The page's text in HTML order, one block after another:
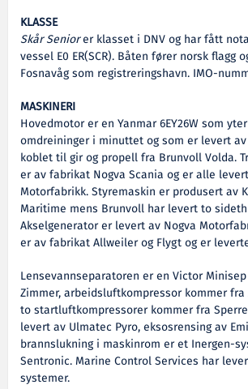
KLASSE
Skår Seniorer klasset i DNV og har fått
vessel E0 ER(SCR). Båten fører norsk flagg
Fosnavåg som registreringshavn. IMO-
MASKINERI
Hovedmotor er en Yanmar 6EY26W som
omdreininger i minuttet og som er levert
koblet til gir og propell fra Brunvoll Volda.
er av fabrikat Nogva Scania og er alle
Motorfabrikk. Styremaskin er produsert av
Maritime mens Brunvoll har levert to
Akselgenerator er levert av Nogva
er av fabrikat Allweiler og Flygt og er
Lensevannseparatoren er en Victor
Zimmer, arbeidsluftkompressor kommer fra
to startluftkompressorer kommer fra
levert av Ulmatec Pyro, eksosrensing av
brannslukning i maskinrom er et Inergen-
Sentronic. Marine Control Services har
systemer.